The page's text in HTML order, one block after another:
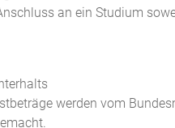
an ein Studium
werden vom